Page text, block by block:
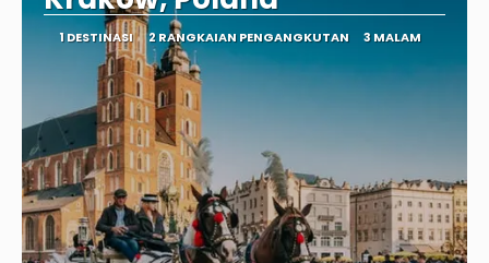
1 DESTINASI 2 RANGKAIAN PENGANGKUTAN 3 MALAM